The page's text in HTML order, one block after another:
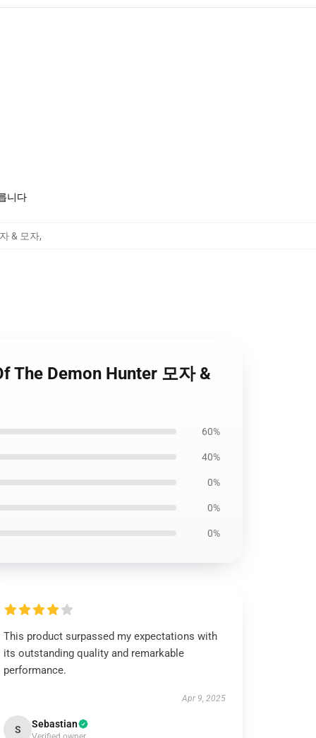
니다
& 모자,
The Demon Hunter 모자 &
60%
40%
0%
0%
0%
This product surpassed my expectations with
its outstanding quality and remarkable
performance.
Apr 9, 2025
S Sebastian